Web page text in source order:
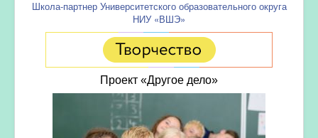
Школа-партнер Университетского образовательного округа
НИУ «ВШЭ»
Проект «Другое дело»